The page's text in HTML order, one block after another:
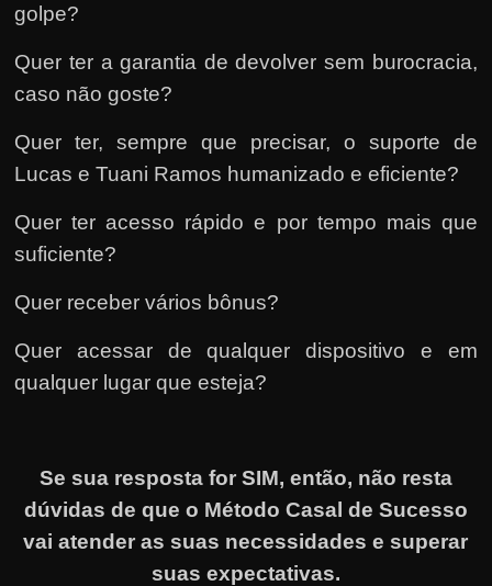
golpe?
Quer ter a garantia de devolver sem burocracia,
caso não goste?
Quer ter, sempre que precisar, o suporte de
Lucas e Tuani Ramos humanizado e eficiente?
Quer ter acesso rápido e por tempo mais que
suficiente?
Quer receber vários bônus?
Quer acessar de qualquer dispositivo e em
qualquer lugar que esteja?
Se sua resposta for SIM, então, não resta
dúvidas de que o Método Casal de Sucesso
vai atender as suas necessidades e superar
suas expectativas.